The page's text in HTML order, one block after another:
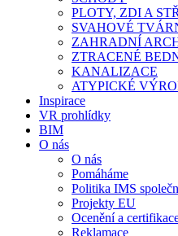
PLOTY, ZDI A
SVAHOVÉ
ZAHRADNÍ
ZTRACENÉ
KANALIZACE
ATYPICKÉ
Inspirace
VR prohlídky
BIM
O nás
O nás
Pomáháme
Politika IMS
Projekty EU
Ocenění a
Reklamace